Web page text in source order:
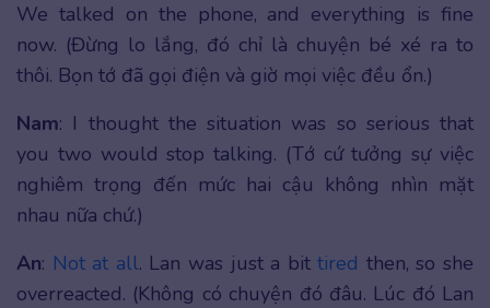
We talked on the phone, and everything is fine
now. (Đừng lo lắng, đó chỉ là chuyện bé xé ra to
thôi. Bọn tớ đã gọi điện và giờ mọi việc đều ổn.)
Nam: I thought the situation was so serious that
you two would stop talking. (Tớ cứ tưởng sự việc
nghiêm trọng đến mức hai cậu không nhìn mặt
nhau nữa chứ.)
An: Not at all. Lan was just a bittired then, so she
overreacted. (Không có chuyện đó đâu. Lúc đó Lan